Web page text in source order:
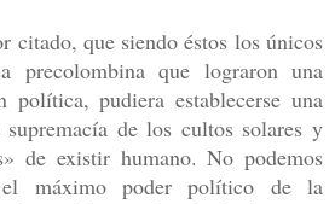
citado, que siendo éstos los únicos
precolombina que lograron una
política, pudiera establecerse una
de los cultos solares y
de existir humano. No podemos
máximo poder político de la